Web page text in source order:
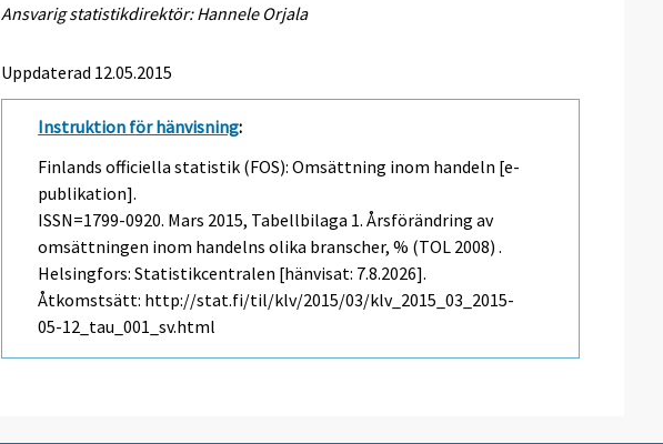
Ansvarig statistikdirektör: Hannele Orjala
Uppdaterad 12.05.2015
Instruktion för hänvisning:
Finlands officiella statistik (FOS): Omsättning inom handeln [e-
publikation].
ISSN=1799-0920. Mars 2015, Tabellbilaga 1. Årsförändring av
omsättningen inom handelns olika branscher, % (TOL 2008) .
Helsingfors: Statistikcentralen [hänvisat: 7.8.2026].
Åtkomstsätt: http://stat.fi/til/klv/2015/03/klv_2015_03_2015-
05-12_tau_001_sv.html